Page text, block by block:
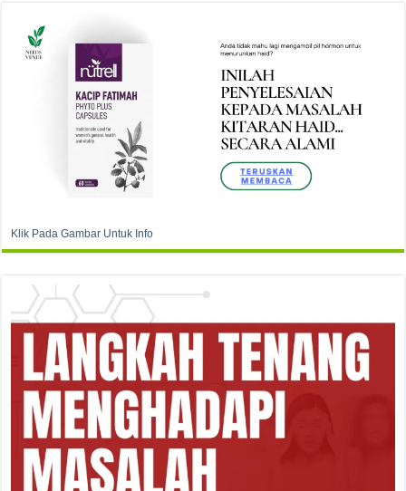
Klik Pada Gambar Untuk Info